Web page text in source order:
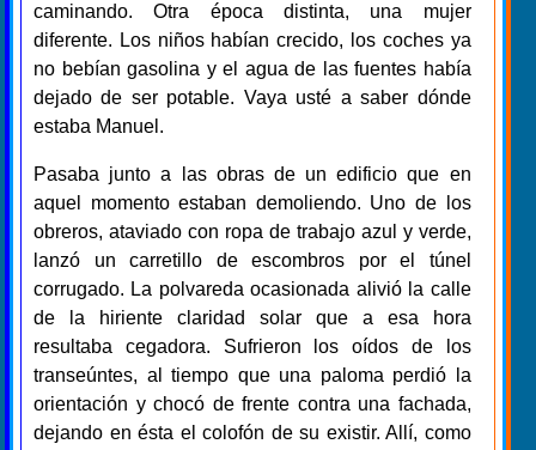
caminando. Otra época distinta, una mujer
diferente. Los niños habían crecido, los coches ya
no bebían gasolina y el agua de las fuentes había
dejado de ser potable. Vaya usté a saber dónde
estaba Manuel.
Pasaba junto a las obras de un edificio que en
aquel momento estaban demoliendo. Uno de los
obreros, ataviado con ropa de trabajo azul y verde,
lanzó un carretillo de escombros por el túnel
corrugado. La polvareda ocasionada alivió la calle
de la hiriente claridad solar que a esa hora
resultaba cegadora. Sufrieron los oídos de los
transeúntes, al tiempo que una paloma perdió la
orientación y chocó de frente contra una fachada,
dejando en ésta el colofón de su existir. Allí, como